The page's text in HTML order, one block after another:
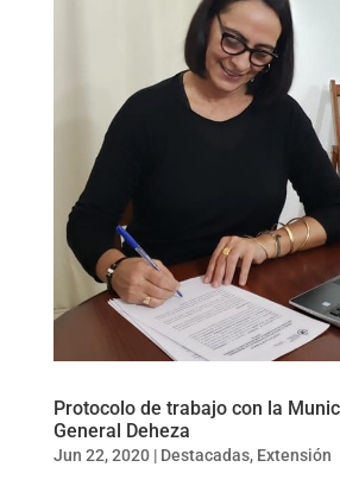
Protocolo de trabajo con la
General Deheza
Jun 22, 2020| Destacadas, Extensión